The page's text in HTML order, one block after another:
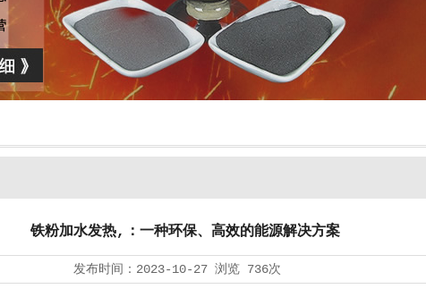
铁粉加水发热,：一种环保、高效的能源解决方案
发布时间： 2023-10-27 浏览 736次